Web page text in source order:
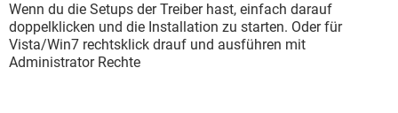
Wenn du die Setups der Treiber hast, einfach darauf
doppelklicken und die Installation zu starten. Oder für
Vista/Win7 rechtsklick drauf und ausführen mit
Administrator Rechte